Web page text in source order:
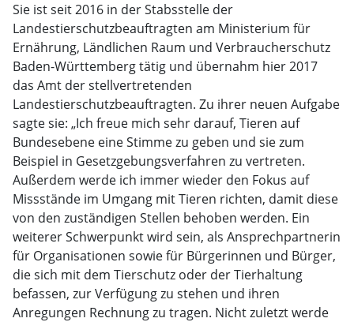
Sie ist seit 2016 in der Stabsstelle der
Landestierschutzbeauftragten am Ministerium für
Ernährung, Ländlichen Raum und Verbraucherschutz
Baden-Württemberg tätig und übernahm hier 2017
das Amt der stellvertretenden
Landestierschutzbeauftragten. Zu ihrer neuen Aufgabe
sagte sie: „Ich freue mich sehr darauf, Tieren auf
Bundesebene eine Stimme zu geben und sie zum
Beispiel in Gesetzgebungsverfahren zu vertreten.
Außerdem werde ich immer wieder den Fokus auf
Missstände im Umgang mit Tieren richten, damit diese
von den zuständigen Stellen behoben werden. Ein
weiterer Schwerpunkt wird sein, als Ansprechpartnerin
für Organisationen sowie für Bürgerinnen und Bürger,
die sich mit dem Tierschutz oder der Tierhaltung
befassen, zur Verfügung zu stehen und ihren
Anregungen Rechnung zu tragen. Nicht zuletzt werde